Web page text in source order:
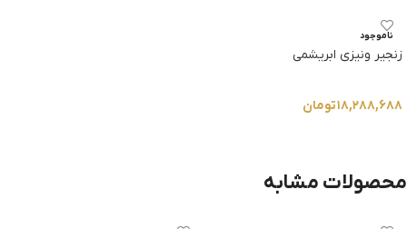
ناموجود
زنجیر ونیزی ابریشمی
۱۸,۲۸۸,۶۸۸تومان
محصولات مشابه